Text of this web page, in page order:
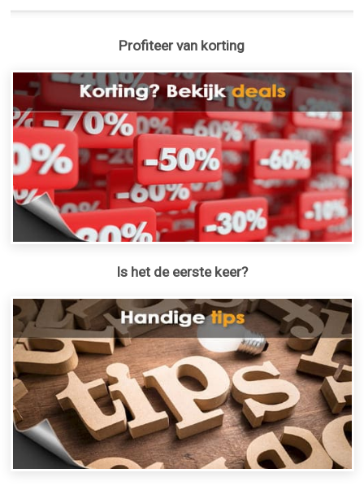
Profiteer van korting
Is het de eerste keer?